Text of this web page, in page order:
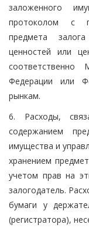
заложенного
протоколом с
предмета
ценностей или
соответственно
Федерации или
рынкам.
6. Расходы,
содержанием
имущества и
хранением
учетом прав на
залогодатель.
бумаги у
(регистратора),